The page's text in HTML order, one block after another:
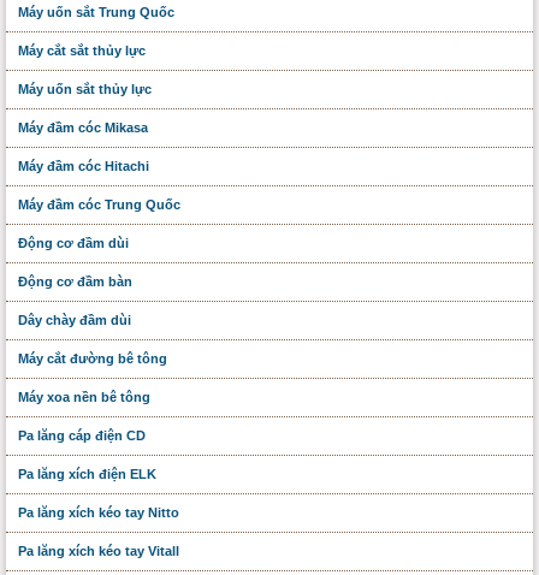
Máy uốn sắt Trung Quốc
Máy cắt sắt thủy lực
Máy uốn sắt thủy lực
Máy đầm cóc Mikasa
Máy đầm cóc Hitachi
Máy đầm cóc Trung Quốc
Động cơ đầm dùi
Động cơ đầm bàn
Dây chày đầm dùi
Máy cắt đường bê tông
Máy xoa nền bê tông
Pa lăng cáp điện CD
Pa lăng xích điện ELK
Pa lăng xích kéo tay Nitto
Pa lăng xích kéo tay Vitall